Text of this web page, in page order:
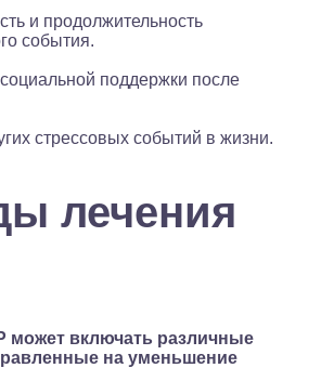
и продолжительность
события.
поддержки после
стрессовых событий в жизни.
лечения
может включать различные
на уменьшение